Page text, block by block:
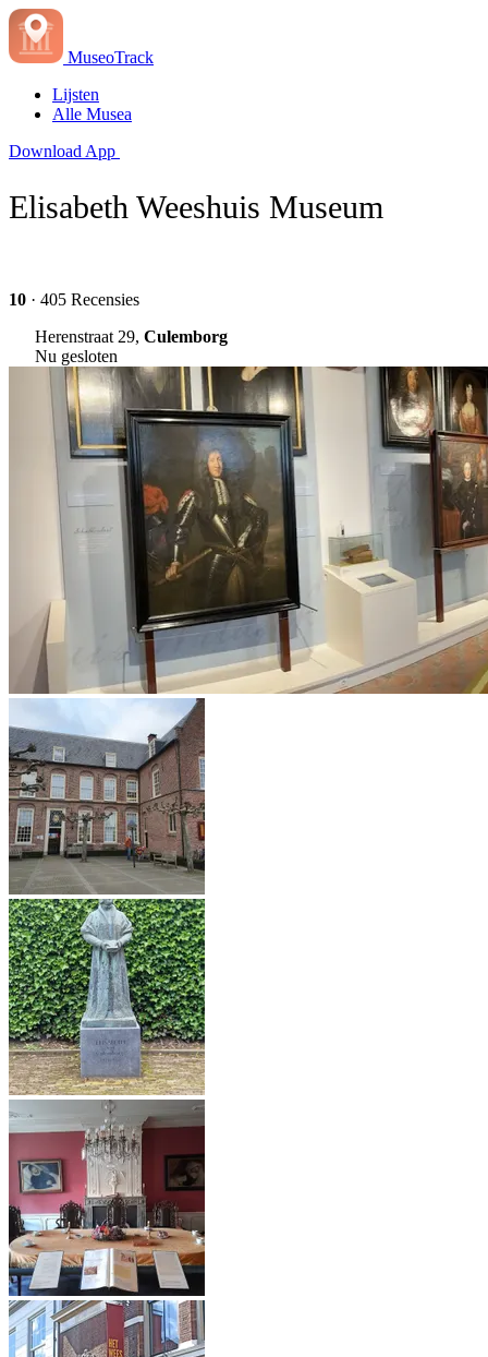
MuseoTrack
Lijsten
Alle Musea
Download App
Elisabeth Weeshuis Museum
10 · 405 Recensies
Herenstraat 29, Culemborg
Nu gesloten